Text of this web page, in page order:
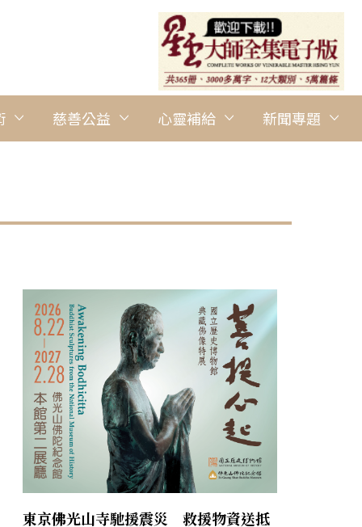
慈善公益 心靈補給 新聞專題
圖說：台南市市長黃偉哲百忙中親臨現場致詞，感謝佛光人對台
東京佛光山寺馳援震災 救援物資送抵